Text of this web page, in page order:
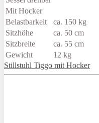
Mit Hocker
Belastbarkeit
ca. 150 kg
Sitzhöhe
ca. 50 cm
Sitzbreite
ca. 55 cm
Gewicht
12 kg
Stillstuhl Tiggo mit Hocker